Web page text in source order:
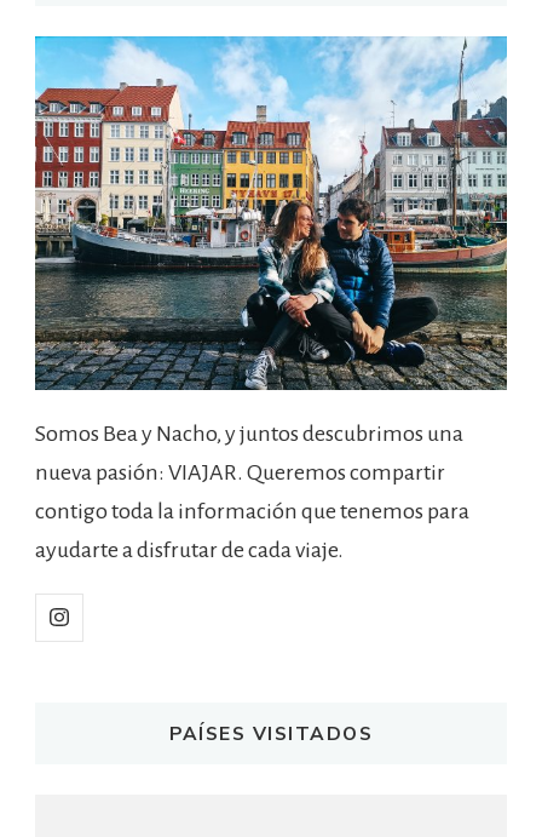
Somos Bea y Nacho, y juntos descubrimos una
nueva pasión: VIAJAR. Queremos compartir
contigo toda la información que tenemos para
ayudarte a disfrutar de cada viaje.
PAÍSES VISITADOS